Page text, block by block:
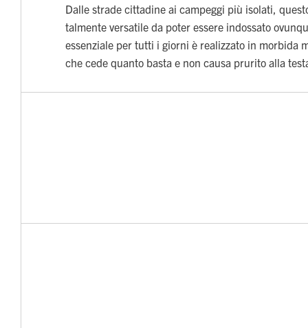
Dalle strade cittadine ai campeggi più isolati,
talmente versatile da poter essere indossato
essenziale per tutti i giorni è realizzato in morbida
che cede quanto basta e non causa prurito alla